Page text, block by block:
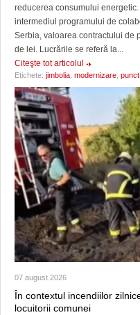
reducerea consumului
intermediul programului de
Serbia, valoarea contractului de
de lei. Lucrările se referă la...
Citeşte tot articolul
Etichete: jimbolia modernizare
07 august 2026
În contextul incendiilor
locuitorii comunei